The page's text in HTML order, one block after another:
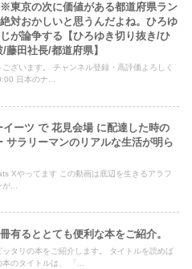
※東京の次に価値がある都道府県ラン
対おかしいと思うんだよね。ひろゆ
が論争する【ひろゆき切り抜き/ひ
藤田社長/都道府県】
ざいます。 チャンネル登録・高評価よろしく
日本のナ...
イーツ で 花見会場 に配達した時の
サラリーマンのリアルな生活が明ら
Xやってます この動画は底辺を生きるアラフ
が...
有るととても便利な本をご紹介。
タリの本をご紹介します。 タイトルを読めば
のタイトルは、 「...